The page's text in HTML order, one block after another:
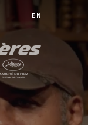
EN